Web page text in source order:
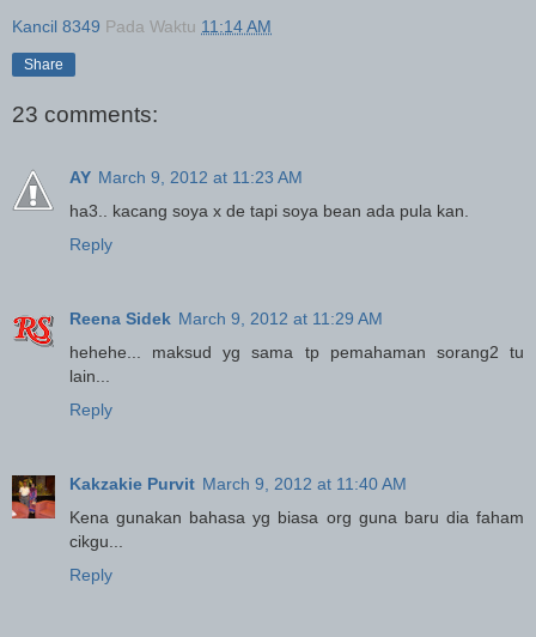
Kancil 8349 Pada Waktu 11:14 AM
Share
23 comments:
AY March 9, 2012 at 11:23 AM
ha3.. kacang soya x de tapi soya bean ada pula kan.
Reply
Reena Sidek March 9, 2012 at 11:29 AM
hehehe... maksud yg sama tp pemahaman sorang2 tu
lain...
Reply
Kakzakie Purvit March 9, 2012 at 11:40 AM
Kena gunakan bahasa yg biasa org guna baru dia faham
cikgu...
Reply